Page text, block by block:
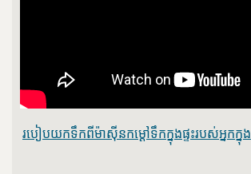
របៀបយកទឹកពីម៉ាស៊ីនកម្តៅទឹកក្នុងផ្ទះរបស់អ្នកក្នុ